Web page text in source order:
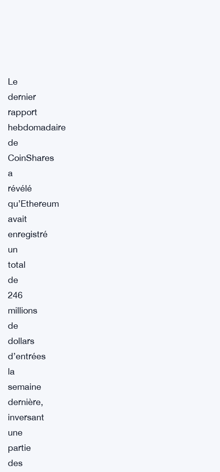
Le
dernier
rapport
hebdomadaire
de
CoinShares
a
révélé
qu’Ethereum
avait
enregistré
un
total
de
246
millions
de
dollars
d’entrées
la
semaine
dernière,
inversant
une
partie
des